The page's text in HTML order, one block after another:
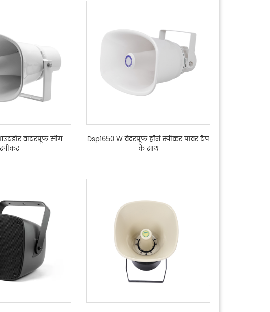
वाटरप्रूफ सींग
Dsp1650 W वेदरप्रूफ हॉर्न स्पीकर पावर टैप
के साथ